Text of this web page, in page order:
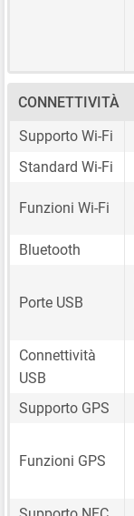
CONNETTIVITÀ
Supporto Wi-Fi
Standard Wi-Fi
Funzioni Wi-Fi
Bluetooth
Porte USB
Connettività
USB
Supporto GPS
Funzioni GPS